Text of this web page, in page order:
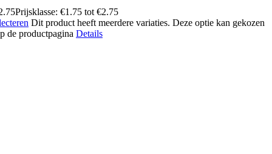
Prijsklasse: €1.75 tot €2.75
Dit product heeft meerdere variaties. Deze optie kan gekozen
de productpagina Details